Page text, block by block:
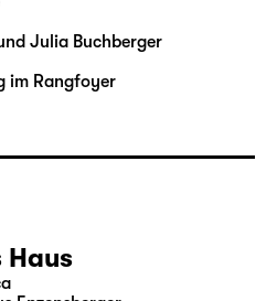
Lover’s
im Rangfoyer